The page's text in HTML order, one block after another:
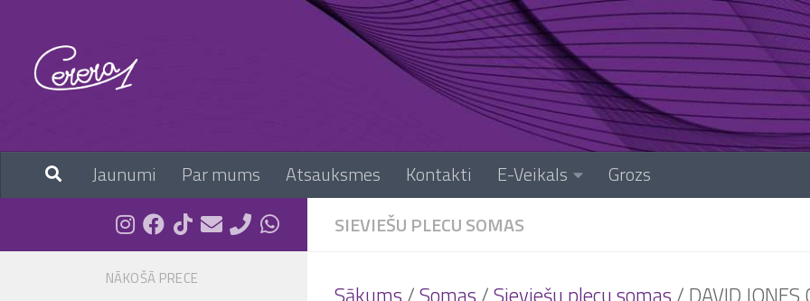
Jaunumi Par mums Atsauksmes Kontakti E-Veikals
Grozs
SIEVIEŠU PLECU SOMAS
NĀKOŠĀ PRECE